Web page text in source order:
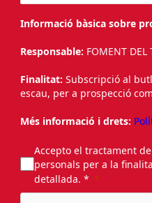
Informació bàsica sobre
Responsable: FOMENT DEL
Finalitat: Subscripció al
escau, per a prospecció
Més informació i drets:
Accepto el tractament
personals per a la
detallada. *